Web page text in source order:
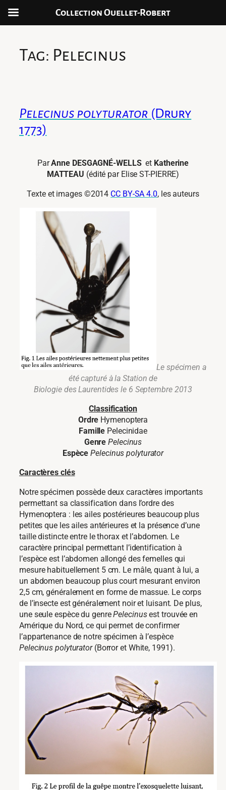
contentTag: Pelecinus
Pelecinus polyturator (Drury
1773)
ParAnne DESGAGNÉ-WELLS et Katherine
MATTEAU (édité par Elise ST-PIERRE)
Texte et images ©2014 CC BY-SA 4.0, les auteurs
Le spécimen a
été capturé à la Station de
Biologie des Laurentides le 6 Septembre 2013
Classification
Ordre Hymenoptera
Famille Pelecinidae
Genre Pelecinus
Espèce Pelecinus polyturator
Caractères clés
Notre spécimen possède deux caractères importants
permettant sa classification dans l’ordre des
Hymenoptera : les ailes postérieures beaucoup plus
petites que les ailes antérieures et la présence d’une
taille distincte entre le thorax et l’abdomen. Le
caractère principal permettant l’identification à
l’espèce est l’abdomen allongé des femelles qui
mesure habituellement 5 cm. Le mâle, quant à lui, a
un abdomen beaucoup plus court mesurant environ
2,5 cm, généralement en forme de massue. Le corps
de l’insecte est généralement noir et luisant. De plus,
une seule espèce du genrePelecinusest trouvée en
Amérique du Nord, ce qui permet de confirmer
l’appartenance de notre spécimen à l’espèce
Pelecinus polyturator(Borror et White, 1991).
Collection Ouellet-Robert